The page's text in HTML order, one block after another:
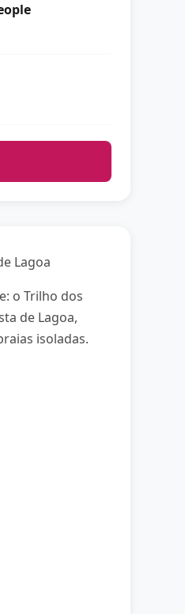
Lagoa
o Trilho dos
de Lagoa,
isoladas.